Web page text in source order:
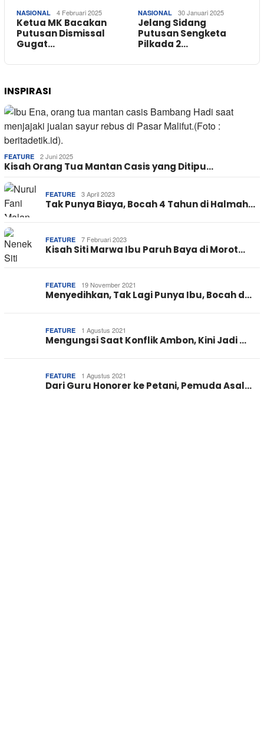
NASIONAL 4 Februari 2025
Ketua MK Bacakan
Putusan Dismissal
Gugat…
NASIONAL 30 Januari 2025
Jelang Sidang
Putusan Sengketa
Pilkada 2…
INSPIRASI
FEATURE 2 Juni 2025
Kisah Orang Tua Mantan Casis yang Ditipu…
FEATURE 3 April 2023
Tak Punya Biaya, Bocah 4 Tahun di Halmah…
FEATURE 7 Februari 2023
Kisah Siti Marwa Ibu Paruh Baya di Morot…
FEATURE 19 November 2021
Menyedihkan, Tak Lagi Punya Ibu, Bocah d…
FEATURE 1 Agustus 2021
Mengungsi Saat Konflik Ambon, Kini Jadi …
FEATURE 1 Agustus 2021
Dari Guru Honorer ke Petani, Pemuda Asal…